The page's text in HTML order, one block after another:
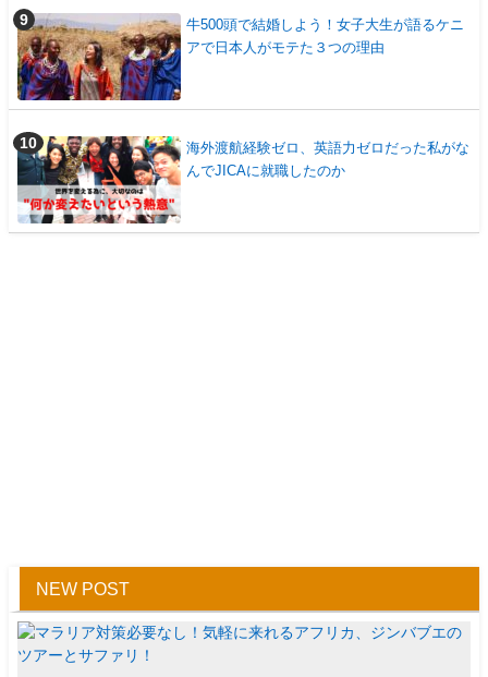
牛500頭で結婚しよう！女子大生が語るケニ
アで日本人がモテた３つの理由
海外渡航経験ゼロ、英語力ゼロだった私がな
んでJICAに就職したのか
NEW POST